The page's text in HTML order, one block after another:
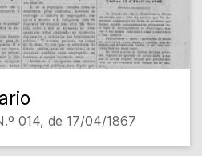
014, de 17/04/1867